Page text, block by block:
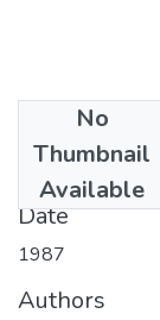
No
Thumbnail
Available
1987-V11-
Date
1987
Authors